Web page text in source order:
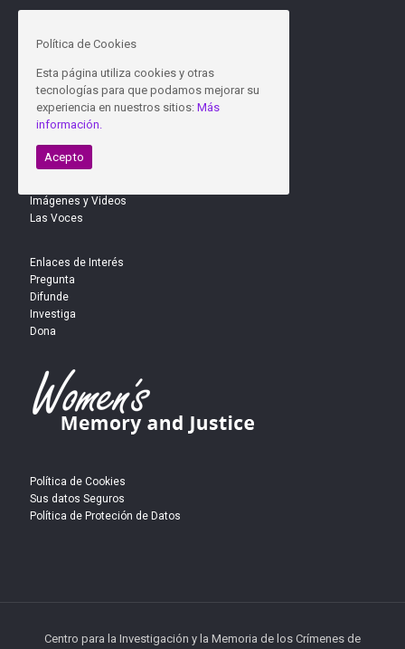
Quiénes somos
Qúe hacemos
Cómo trabajamos
Personas amigas y colaboradoras
Contacto
Próximas actividades
Imágenes y Videos
Las Voces
Enlaces de Interés
Pregunta
Difunde
Investiga
Dona
Política de Cookies
Sus datos Seguros
Política de Proteción de Datos
Centro para la Investigación y la Memoria de los Crímenes de
Política de Cookies
Esta página utiliza cookies y otras
tecnologías para que podamos mejorar su
experiencia en nuestros sitios: Más
información.
Acepto